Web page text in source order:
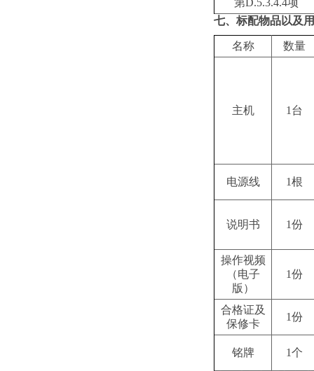
第D.5.3.4.4项
七、标配物品以及
名称 数量
主机 1台
电源线 1根
说明书 1份
操作视频
（电子
版）
1份
合格证及
保修卡
1份
铭牌 1个